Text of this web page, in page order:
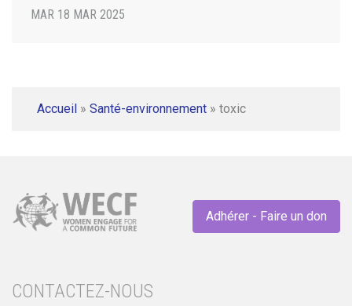
MAR 18 MAR 2025
Accueil » Santé-environnement » toxic
Adhérer - Faire un don
CONTACTEZ-NOUS